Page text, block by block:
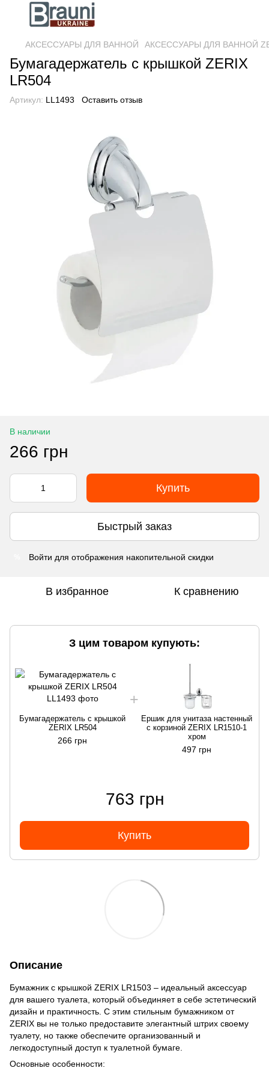
АКСЕССУАРЫ ДЛЯ ВАННОЙ АКСЕССУАРЫ ДЛЯ ВАННОЙ
Бумагадержатель с крышкой ZERIX
LR504
Артикул: LL1493 Оставить отзыв
В наличии
266 грн
Купить
Быстрый заказ
Войти для отображения накопительной скидки
В избранное К сравнению
З цим товаром купують:
Бумагадержатель с крышкой
ZERIX LR504
266 грн
Ершик для унитаза настенный
с корзиной ZERIX LR1510-1
хром
497 грн
763 грн
Купить
Описание
Бумажник с крышкой ZERIX LR1503 – идеальный аксессуар
для вашего туалета, который объединяет в себе эстетический
дизайн и практичность. С этим стильным бумажником от
ZERIX вы не только предоставите элегантный штрих своему
туалету, но также обеспечите организованный и
легкодоступный доступ к туалетной бумаге.
Основные особенности: